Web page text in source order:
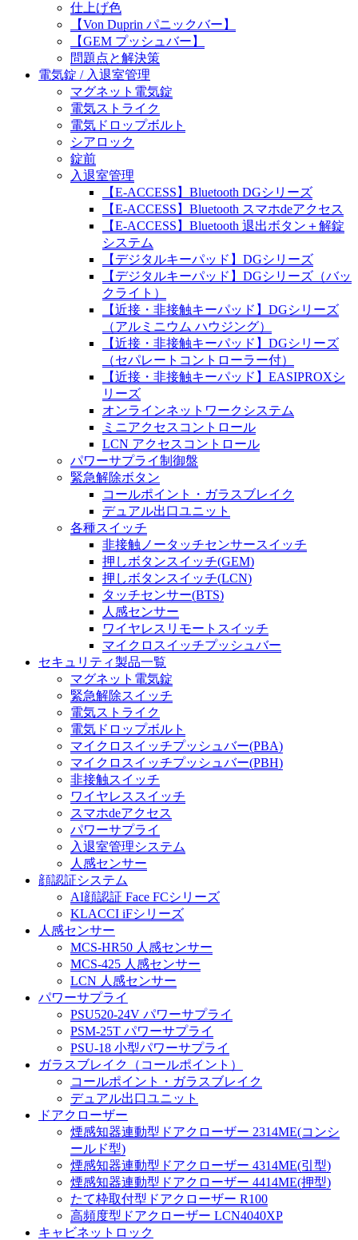
仕上げ色
【Von Duprin パニックバー】
【GEM プッシュバー】
問題点と解決策
電気錠 / 入退室管理
マグネット電気錠
電気ストライク
電気ドロップボルト
シアロック
錠前
入退室管理
【E-ACCESS】Bluetooth DGシリーズ
【E-ACCESS】Bluetooth スマホdeアクセス
【E-ACCESS】Bluetooth 退出ボタン＋解錠
システム
【デジタルキーパッド】DGシリーズ
【デジタルキーパッド】DGシリーズ（バッ
クライト）
【近接・非接触キーパッド】DGシリーズ
（アルミニウム ハウジング）
【近接・非接触キーパッド】DGシリーズ
（セパレートコントローラー付）
【近接・非接触キーパッド】EASIPROXシ
リーズ
オンラインネットワークシステム
ミニアクセスコントロール
LCN アクセスコントロール
パワーサプライ制御盤
緊急解除ボタン
コールポイント・ガラスブレイク
デュアル出口ユニット
各種スイッチ
非接触ノータッチセンサースイッチ
押しボタンスイッチ(GEM)
押しボタンスイッチ(LCN)
タッチセンサー(BTS)
人感センサー
ワイヤレスリモートスイッチ
マイクロスイッチプッシュバー
セキュリティ製品一覧
マグネット電気錠
緊急解除スイッチ
電気ストライク
電気ドロップボルト
マイクロスイッチプッシュバー(PBA)
マイクロスイッチプッシュバー(PBH)
非接触スイッチ
ワイヤレススイッチ
スマホdeアクセス
パワーサプライ
入退室管理システム
人感センサー
顔認証システム
AI顔認証 Face FCシリーズ
KLACCI iFシリーズ
人感センサー
MCS-HR50 人感センサー
MCS-425 人感センサー
LCN 人感センサー
パワーサプライ
PSU520-24V パワーサプライ
PSM-25T パワーサプライ
PSU-18 小型パワーサプライ
ガラスブレイク（コールポイント）
コールポイント・ガラスブレイク
デュアル出口ユニット
ドアクローザー
煙感知器連動型ドアクローザー 2314ME(コンシ
ールド型)
煙感知器連動型ドアクローザー 4314ME(引型)
煙感知器連動型ドアクローザー 4414ME(押型)
たて枠取付型ドアクローザー R100
高頻度型ドアクローザー LCN4040XP
キャビネットロック